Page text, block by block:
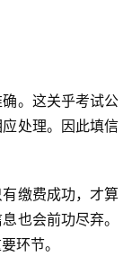
。这关乎考试公
处理。因此填信
缴费成功，才算
也会前功尽弃。
环节。